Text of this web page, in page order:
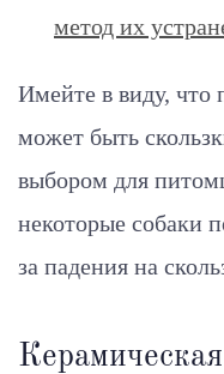
метод их
Имейте в виду,
может быть
выбором для
некоторые собаки
за падения на